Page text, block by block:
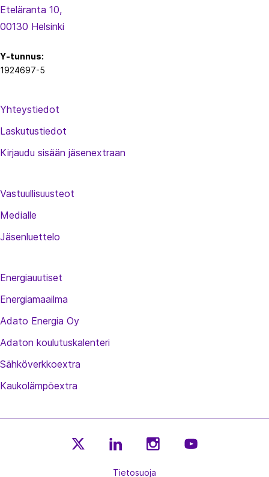
Eteläranta 10,
00130 Helsinki
Y-tunnus:
1924697-5
Yhteystiedot
Laskutustiedot
Kirjaudu sisään jäsenextraan
Vastuullisuusteot
Medialle
Jäsenluettelo
Energiauutiset
Energiamaailma
Adato Energia Oy
Adaton koulutuskalenteri
Sähköverkkoextra
Kaukolämpöextra
Tietosuoja